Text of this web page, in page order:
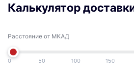
Калькулятор
Расстояние от МКАД
0 50 100 150